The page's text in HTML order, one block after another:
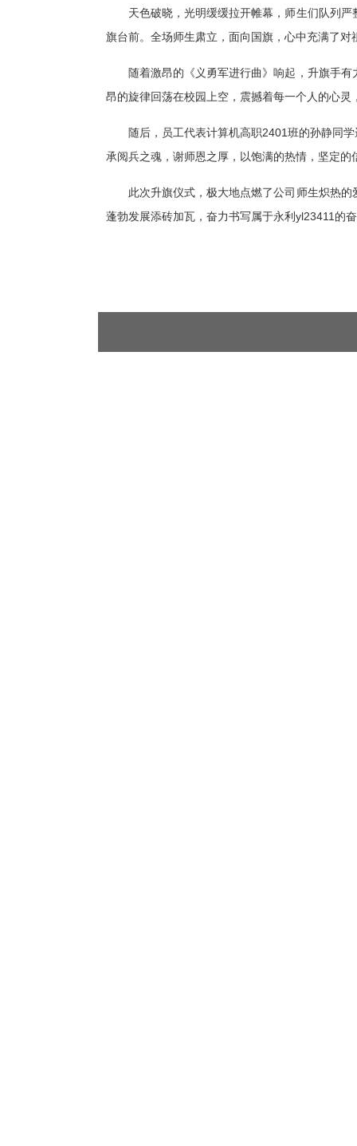
天色破晓，光明缓缓拉开帷幕，师生们队列
旗台前。全场师生肃立，面向国旗，心中充满了对
随着激昂的《义勇军进行曲》响起，升旗手
昂的旋律回荡在校园上空，震撼着每一个人的心
随后，员工代表计算机高职2401班的孙静同
承阅兵之魂，谢师恩之厚，以饱满的热情，坚定
此次升旗仪式，极大地点燃了公司师生炽热
蓬勃发展添砖加瓦，奋力书写属于永利yl23411的